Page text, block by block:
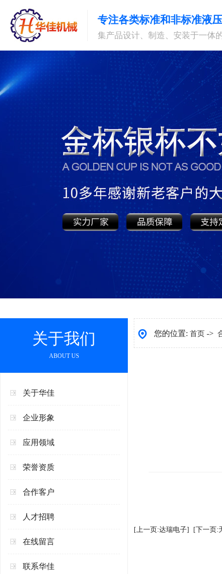
专注各类标准和非标准液
集产品设计、制造、安装于一体
关于我们
ABOUT US
关于华佳
企业形象
应用领域
荣誉资质
合作客户
人才招聘
在线留言
联系华佳
您的位置: 首页 ->
[上一页:达瑞电子] [下一页: